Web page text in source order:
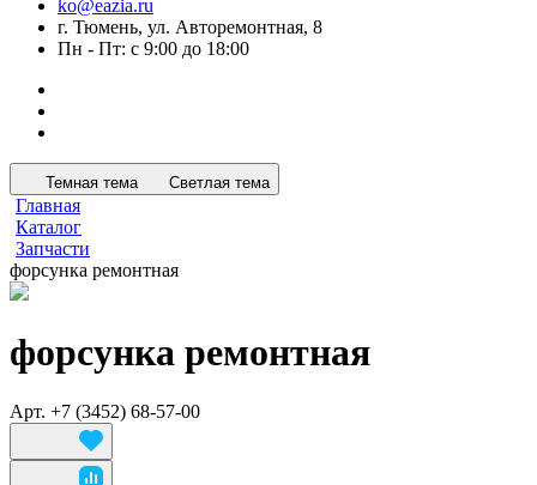
ko@eazia.ru
г. Тюмень, ул. Авторемонтная, 8
Пн - Пт: с 9:00 до 18:00
Темная тема Светлая тема
Главная
Каталог
Запчасти
форсунка ремонтная
форсунка ремонтная
Арт. +7 (3452) 68-57-00